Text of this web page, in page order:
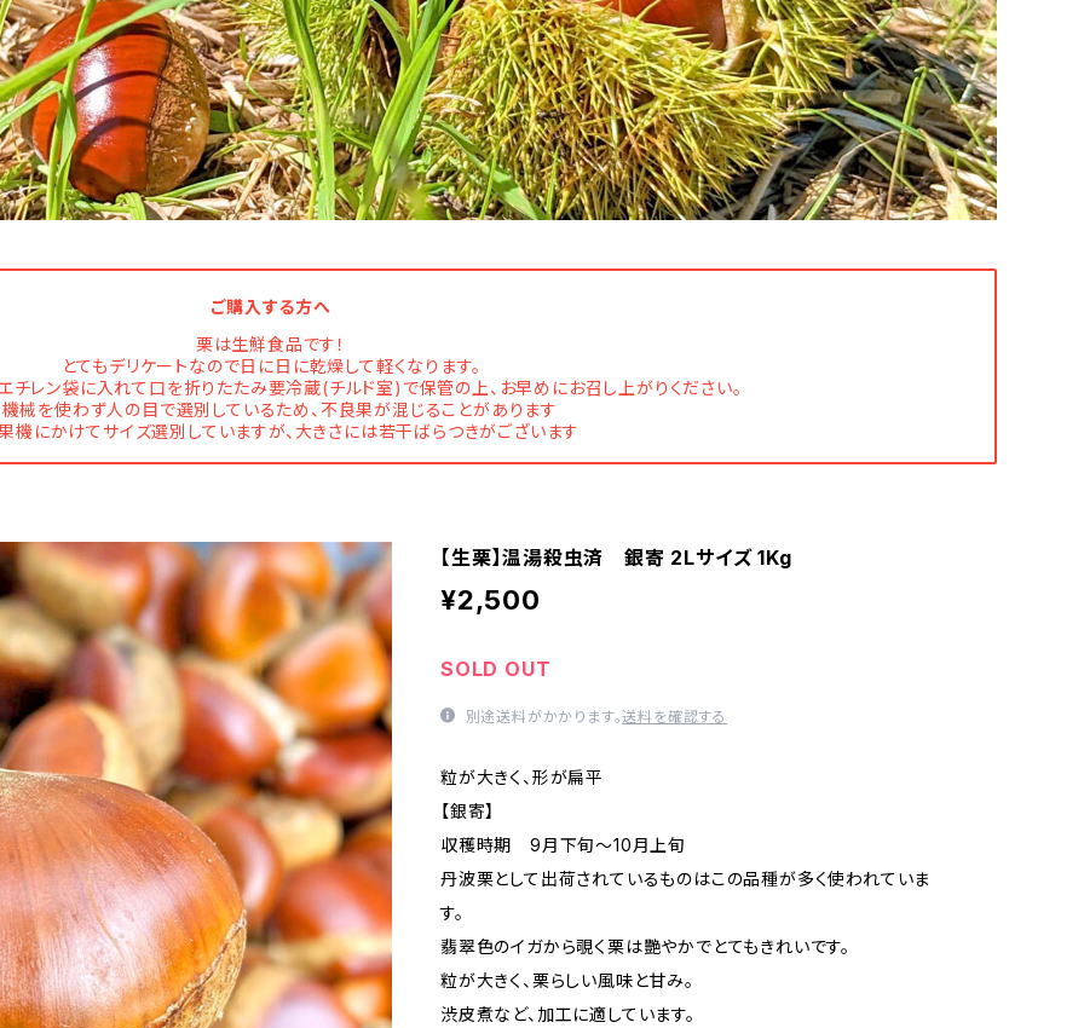
ご購入する方へ
栗は生鮮食品です！
とてもデリケートなので日に日に乾燥して軽くなります。
チレン袋に入れて口を折りたたみ要冷蔵(チルド室)で保管の上、お早めにお召し上がりください。
械を使わず人の目で選別しているため、不良果が混じることがあります
機にかけてサイズ選別していますが、大きさには若干ばらつきがございます
【生栗】温湯殺虫済 銀寄 2Lサイズ 1Kg
¥2,500
SOLD OUT
別途送料がかかります。送料を確認する
粒が大きく、形が扁平
【銀寄】
収穫時期 9月下旬〜10月上旬
丹波栗として出荷されているものはこの品種が多く使われていま
す。
翡翠色のイガから覗く栗は艷やかでとてもきれいです。
粒が大きく、栗らしい風味と甘み。
渋皮煮など、加工に適しています。